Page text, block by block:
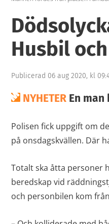
Husbil
Publicerad 06 aug 2020, kl
NYHETEREn man
Polisen fick uppgift om
på onsdagskvällen. Där
Totalt ska åtta personer
beredskap vid
och personbilen kom